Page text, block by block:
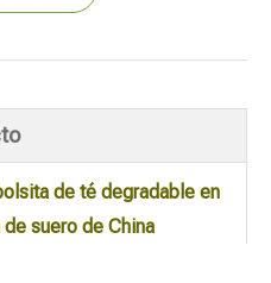
de té degradable en
suero de China